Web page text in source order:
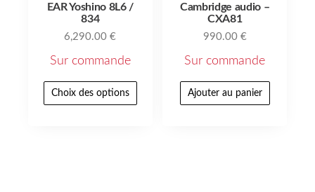
EAR Yoshino 8L6 /
834
6,290.00€
Sur commande
Choix des options
Cambridge audio –
CXA81
990.00 €
Sur commande
Ajouter au panier